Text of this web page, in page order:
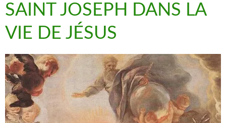
SAINT JOSEPH DANS LA
VIE DE JÉSUS